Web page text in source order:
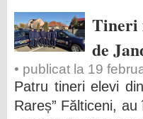
Tineri
de
• publicat la 19
Patru tineri elevi
Rareș” Fălticeni,